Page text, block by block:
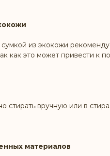
из экокожи
как это может привести к
стирать вручную или в
материалов